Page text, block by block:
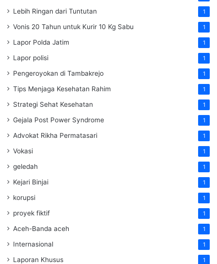
Lebih Ringan dari Tuntutan 1
Vonis 20 Tahun untuk Kurir 10 Kg Sabu 1
Lapor Polda Jatim 1
Lapor polisi 1
Pengeroyokan di Tambakrejo 1
Tips Menjaga Kesehatan Rahim 1
Strategi Sehat Kesehatan 1
Gejala Post Power Syndrome 1
Advokat Rikha Permatasari 1
Vokasi 1
geledah 1
Kejari Binjai 1
korupsi 1
proyek fiktif 1
Aceh-Banda aceh 1
Internasional 1
Laporan Khusus 1